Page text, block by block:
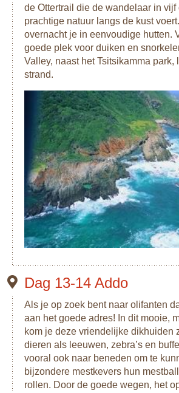
de Ottertrail die de wandelaar in vijf
prachtige natuur langs de kust
overnacht je in eenvoudige hutten.
goede plek voor duiken en
Valley, naast het Tsitsikamma park,
strand.
Dag 13-14 Addo
Als je op zoek bent naar olifanten
aan het goede adres! In dit mooie,
kom je deze vriendelijke dikhuiden
dieren als leeuwen, zebra’s en
vooral ook naar beneden om te
bijzondere mestkevers hun
rollen. Door de goede wegen, het